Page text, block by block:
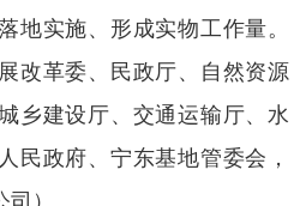
地实施、形成实物工作量。
改革委、民政厅、自然资源
乡建设厅、交通运输厅、水
民政府、宁东基地管委会，